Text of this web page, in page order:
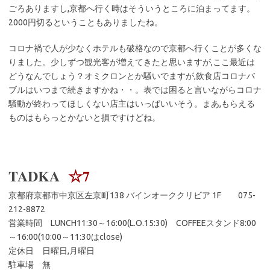
ごろありますし,京都へ行く時はそういうところに泊まってます。
2000円切るということもありましたね。
コロナ禍で人が少なくホテルも破格なので京都へ行くことが多くな
りました。少しずつ観光客が増えてきたと思いますが,ここ最近は
どうなんでしょう？オミクロンとか騒いでますが,飲食店コロナバ
ブルはいつまで続きますかね・・。表では困ると言いながらコロナ
騒動が終わってほしくない店主はいっぱいいそう。まあ,もらえる
ものはもらっとかないと損ですけどね。
TADKA ☆7
京都府京都市中京区左京町138 バインオーククリビア 1F 075-
212-8872
営業時間 LUNCH11:30～16:00(L.O.15:30) COFFEEスタンド8:00
～16:00(10:00～11:30はclose)
定休日 日曜日,月曜日
駐車場 無